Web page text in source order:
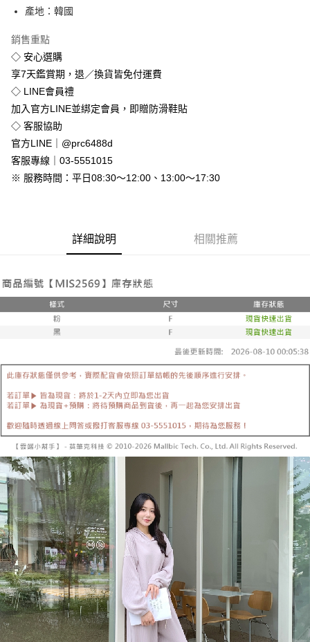
Google Pay
全盈+PAY
運送方式
全家付款取貨
免運費
付款後全家取貨
免運費
7-11付款取貨
離島郵局配送
每筆NT$90，滿NT$999(含以上)免運費
【宇迅國際】限一般住址，不支援智能櫃 查看運費
產地：韓國
銷售重點
◇ 安心選購
享7天鑑賞期，退／換貨皆免付運費
◇ LINE會員禮
加入官方LINE並綁定會員，即贈防滑鞋貼
◇ 客服協助
官方LINE｜@prc6488d
客服專線｜03-5551015
※ 服務時間：平日08:30～12:00、13:00～17:30
詳細說明 相關推薦